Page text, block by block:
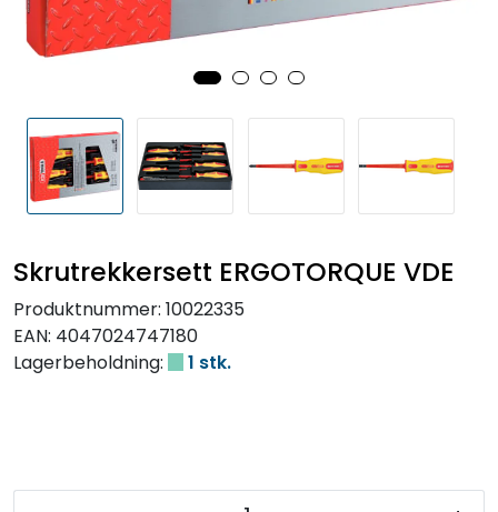
Skrutrekkersett ERGOTORQUE VDE
Produktnummer: 10022335
EAN: 4047024747180
Lagerbeholdning:
1 stk.